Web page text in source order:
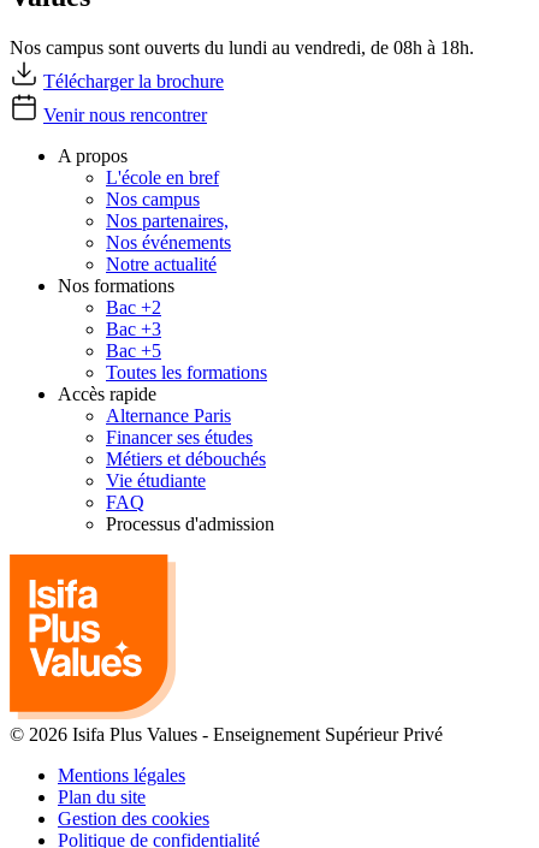
Nos campus sont ouverts du lundi au vendredi, de 08h à 18h.
Télécharger la brochure
Venir nous rencontrer
A propos
L'école en bref
Nos campus
Nos partenaires,
Nos événements
Notre actualité
Nos formations
Bac +2
Bac +3
Bac +5
Toutes les formations
Accès rapide
Alternance Paris
Financer ses études
Métiers et débouchés
Vie étudiante
FAQ
Processus d'admission
© 2026 Isifa Plus Values - Enseignement Supérieur Privé
Mentions légales
Plan du site
Gestion des cookies
Politique de confidentialité